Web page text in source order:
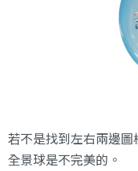
若不是找到左右兩邊
全景球是不完美的。